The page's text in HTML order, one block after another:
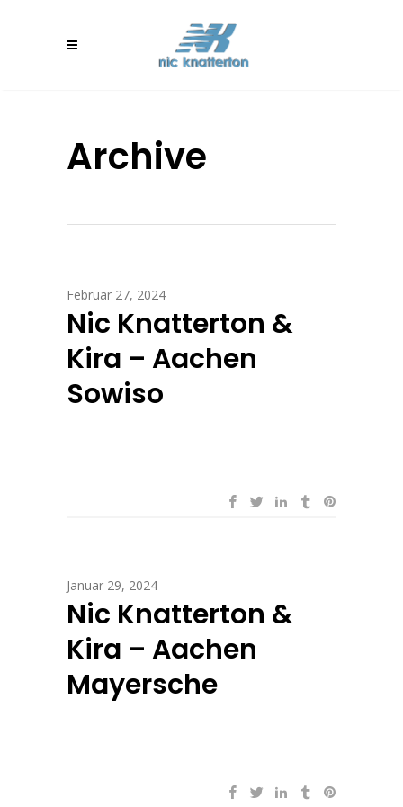
Archive
Februar 27, 2024
Nic Knatterton &
Kira – Aachen
Sowiso
Januar 29, 2024
Nic Knatterton &
Kira – Aachen
Mayersche